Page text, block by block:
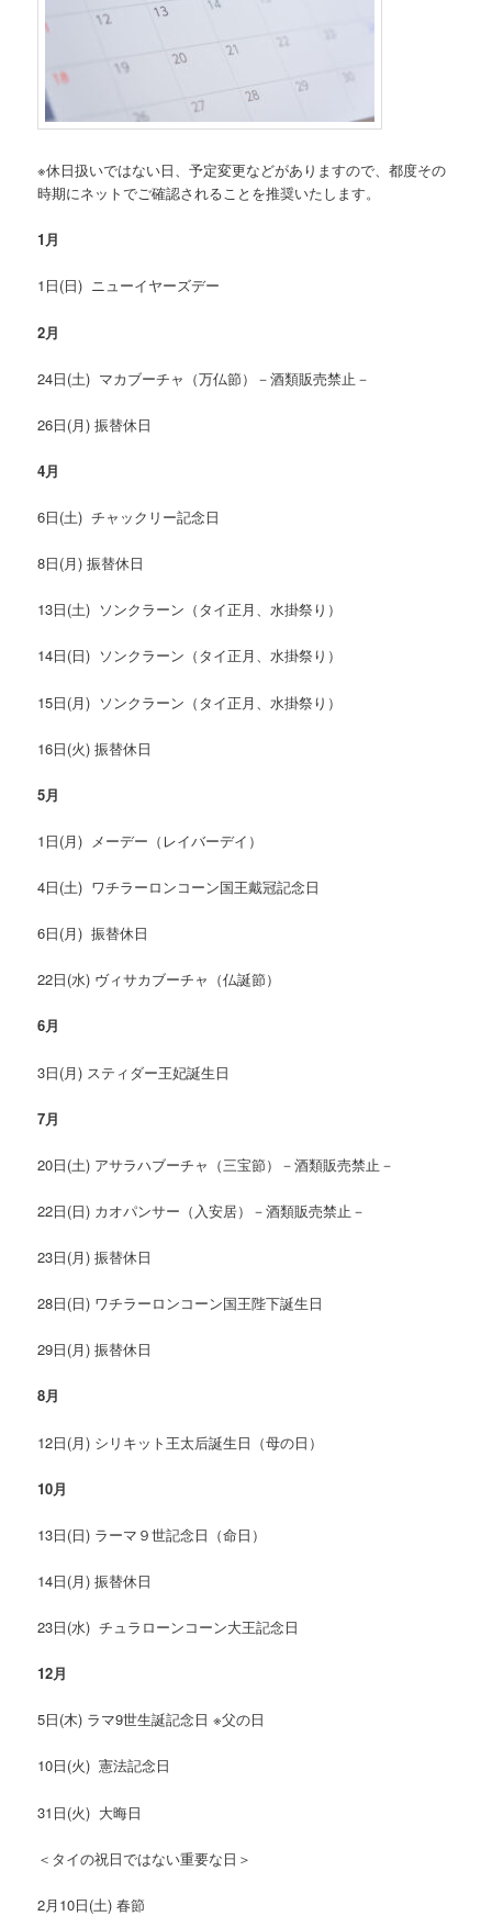
※休日扱いではない日、予定変更などがありますので、都度その
時期にネットでご確認されることを推奨いたします。
1 月
1日(日) ニューイヤーズデー
2月
24日(土) マカブーチャ（万仏節）－酒類販売禁止－
26日(月) 振替休日
4月
6日(土) チャックリー記念日
8日(月) 振替休日
13日(土) ソンクラーン（タイ正月、水掛祭り）
14日(日) ソンクラーン（タイ正月、水掛祭り）
15日(月) ソンクラーン（タイ正月、水掛祭り）
16日(火) 振替休日
5月
1日(月) メーデー（レイバーデイ）
4日(土) ワチラーロンコーン国王戴冠記念日
6日(月) 振替休日
22日(水) ヴィサカブーチャ（仏誕節）
6月
3日(月) スティダー王妃誕生日
7月
20日(土) アサラハブーチャ（三宝節）－酒類販売禁止－
22日(日) カオパンサー（入安居）－酒類販売禁止－
23日(月) 振替休日
28日(日) ワチラーロンコーン国王陛下誕生日
29日(月) 振替休日
8月
12日(月) シリキット王太后誕生日（母の日）
10月
13日(日) ラーマ９世記念日（命日）
14日(月) 振替休日
23日(水) チュラローンコーン大王記念日
12月
5日(木) ラマ9世生誕記念日 ※父の日
10日(火) 憲法記念日
31日(火) 大晦日
＜タイの祝日ではない重要な日＞
2月10日(土) 春節